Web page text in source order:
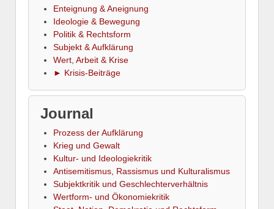
Enteignung & Aneignung
Ideologie & Bewegung
Politik & Rechtsform
Subjekt & Aufklärung
Wert, Arbeit & Krise
► Krisis-Beiträge
Journal
Prozess der Aufklärung
Krieg und Gewalt
Kultur- und Ideologiekritik
Antisemitismus, Rassismus und Kulturalismus
Subjektkritik und Geschlechterverhältnis
Wertform- und Ökonomiekritik